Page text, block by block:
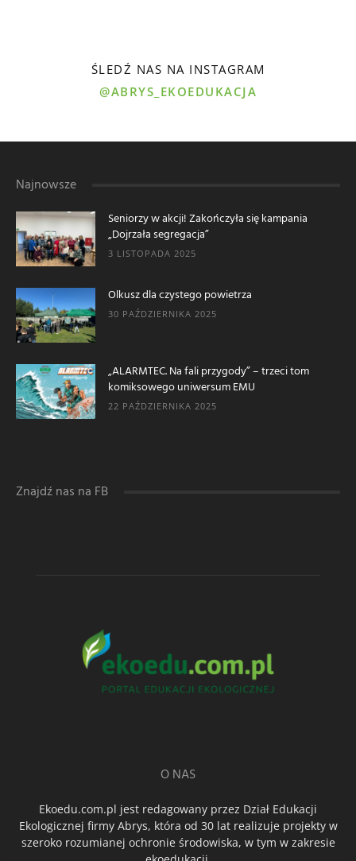
ŚLEDŹ NAS NA INSTAGRAM
@ABRYS_EKOEDUKACJA
Najnowsze
Seniorzy w akcji! Zakończyła się kampania
„Dojrzała segregacja”
3 LISTOPADA 2025
Olkusz dla czystego powietrza
30 PAŹDZIERNIKA 2025
„ALARMTEC. Na fali przygody” – trzeci tom
komiksowego uniwersum EMU
22 PAŹDZIERNIKA 2025
Znajdź nas na FB
O NAS
Ekoedu.com.pl jest redagowany przez Dział Edukacji
Ekologicznej firmy Abrys, która od 30 lat realizuje projekty w
szeroko rozumianej ochronie środowiska, w tym w zakresie